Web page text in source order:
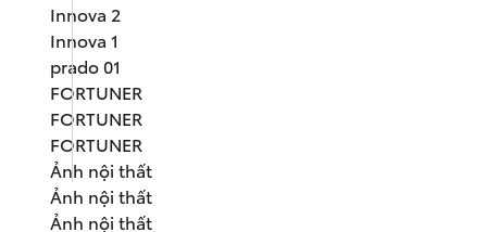
Innova 2
Innova 1
prado 01
FORTUNER
FORTUNER
FORTUNER
Ảnh nội thất
Ảnh nội thất
Ảnh nội thất